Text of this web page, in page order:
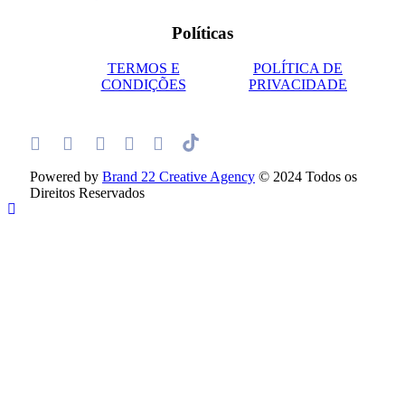
Políticas
TERMOS E
CONDIÇÕES
POLÍTICA DE
PRIVACIDADE
Powered by Brand 22 Creative Agency © 2024 Todos os
Direitos Reservados